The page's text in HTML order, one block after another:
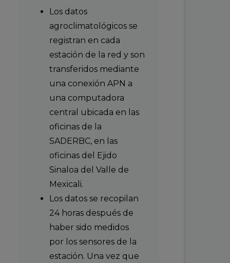
Los datos
agroclimatológicos se
registran en cada
estación de la red y son
transferidos mediante
una conexión APN a
una computadora
central ubicada en las
oficinas de la
SADERBC, en las
oficinas del Ejido
Sinaloa del Valle de
Mexicali.
Los datos se recopilan
24 horas después de
haber sido medidos
por los sensores de la
estación. Una vez que